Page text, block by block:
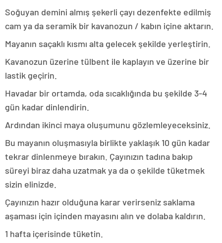
Soğuyan demini almış şekerli çayı dezenfekte edilmiş
cam ya da seramik bir kavanozun / kabın içine aktarın.
Mayanın saçaklı kısmı alta gelecek şekilde yerleştirin.
Kavanozun üzerine tülbent ile kaplayın ve üzerine bir
lastik geçirin.
Havadar bir ortamda, oda sıcaklığında bu şekilde 3-4
gün kadar dinlendirin.
Ardından ikinci maya oluşumunu gözlemleyeceksiniz.
Bu mayanın oluşmasıyla birlikte yaklaşık 10 gün kadar
tekrar dinlenmeye bırakın. Çayınızın tadına bakıp
süreyi biraz daha uzatmak ya da o şekilde tüketmek
sizin elinizde.
Çayınızın hazır olduğuna karar verirseniz saklama
aşaması için içinden mayasını alın ve dolaba kaldırın.
1 hafta içerisinde tüketin.